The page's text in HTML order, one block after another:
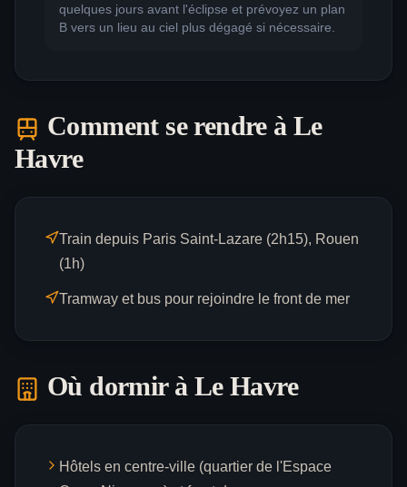
quelques jours avant l'éclipse et prévoyez un plan
B vers un lieu au ciel plus dégagé si nécessaire.
Comment se rendre à Le
Havre
Train depuis Paris Saint-Lazare (2h15), Rouen
(1h)
Tramway et bus pour rejoindre le front de mer
Où dormir à Le Havre
Hôtels en centre-ville (quartier de l'Espace